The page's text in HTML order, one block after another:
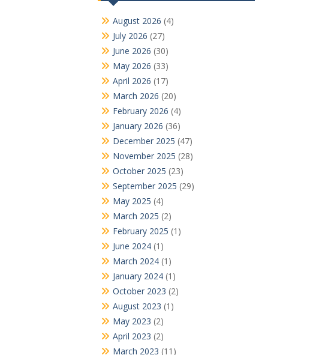
August 2026 (4)
July 2026 (27)
June 2026 (30)
May 2026 (33)
April 2026 (17)
March 2026 (20)
February 2026 (4)
January 2026 (36)
December 2025 (47)
November 2025 (28)
October 2025 (23)
September 2025 (29)
May 2025 (4)
March 2025 (2)
February 2025 (1)
June 2024(1)
March 2024(1)
January 2024(1)
October 2023 (2)
August 2023 (1)
May 2023 (2)
April 2023 (2)
March 2023 (11)